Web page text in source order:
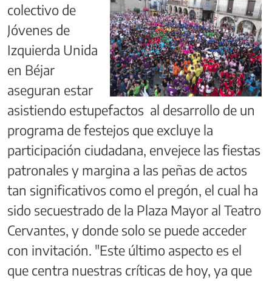
colectivo de
Jóvenes de
Izquierda Unida
en Béjar
aseguran estar
asistiendo estupefactos al desarrollo de un
programa de festejos que excluye la
participación ciudadana, envejece las fiestas
patronales y margina a las peñas de actos
tan significativos como el pregón, el cual ha
sido secuestrado de la Plaza Mayor al Teatro
Cervantes, y donde solo se puede acceder
con invitación. "Este último aspecto es el
que centra nuestras críticas de hoy, ya que